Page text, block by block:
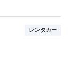
レンタカー